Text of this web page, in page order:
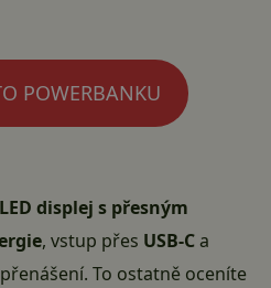
POWERBANKU
LED displej s přesným
, vstup přes USB-Ca
To ostatně oceníte